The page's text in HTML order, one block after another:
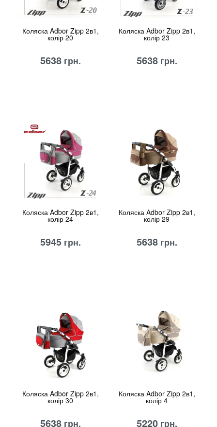
Коляска Adbor Zipp 2в1,
колір 20
5638грн.
Коляска Adbor Zipp 2в1,
колір 23
5638грн.
Коляска Adbor Zipp 2в1,
колір 24
5945грн.
Коляска Adbor Zipp 2в1,
колір 29
5638грн.
Коляска Adbor Zipp 2в1,
колір 30
5638грн.
Коляска Adbor Zipp 2в1,
колір 4
5220грн.